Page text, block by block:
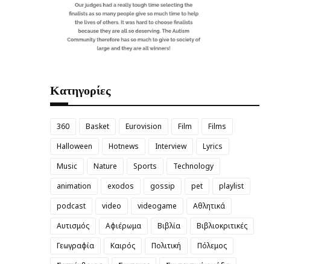
Κατηγορίες
360 Basket Eurovision Film
Films
Halloween
Hotnews Interview
Lyrics
Music
Nature Sports
Technology
animation
exodos gossip pet
playlist
podcast
video videogame
Αθλητικά
Αυτισμός
Αφιέρωμα Βιβλία
Βιβλιοκριτικές
Γεωγραφία
Καιρός Πολιτική
Πόλεμος